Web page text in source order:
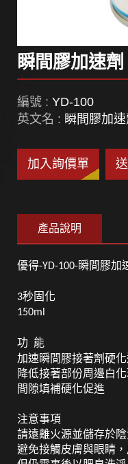
瞬間膠加速劑
編號 : YD-100
英文名 : 瞬間膠加速
加入詢價單
產品說明
優得-YD-100-瞬間膠加
3秒固化
150ml
功 能
加速瞬間膠接著劑硬
降低接著部份周邊白
間隙填補硬化促進
注意事項
請遠離火源並儲存於
避免接觸皮膚與眼睛